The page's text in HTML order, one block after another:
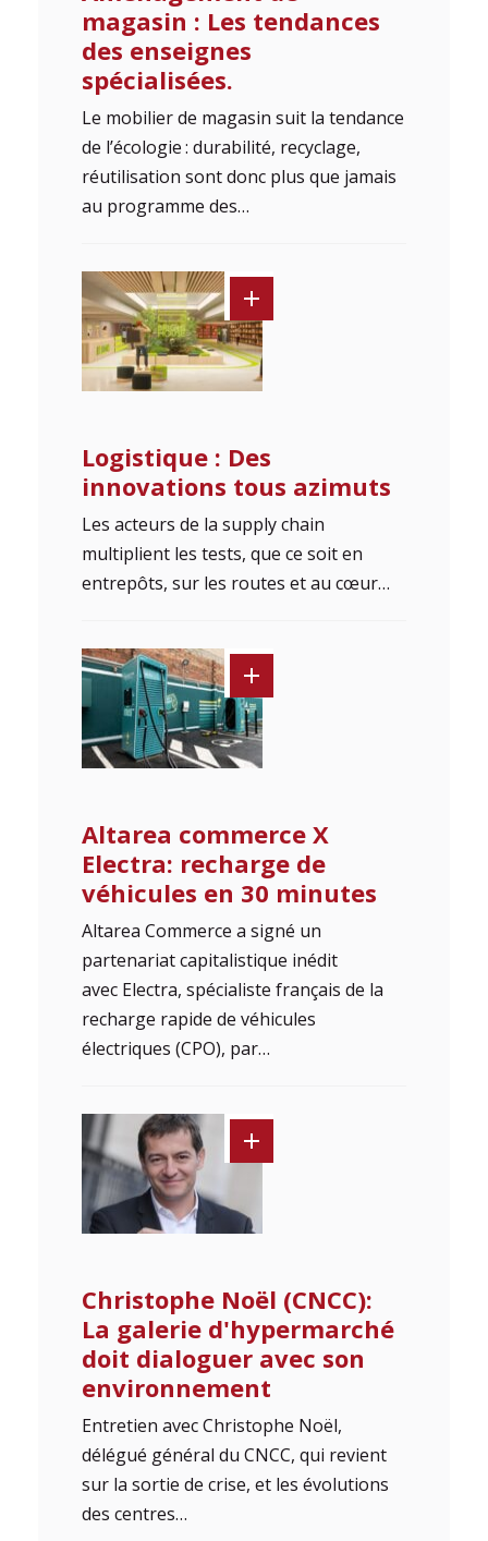
magasin : Les tendances
des enseignes
spécialisées.
Le mobilier de magasin suit la tendance
de l’écologie : durabilité, recyclage,
réutilisation sont donc plus que jamais
au programme des…
Logistique : Des
innovations tous azimuts
Les acteurs de la supply chain
multiplient les tests, que ce soit en
entrepôts, sur les routes et au cœur…
Altarea commerce X
Electra: recharge de
véhicules en 30 minutes
Altarea Commerce a signé un
partenariat capitalistique inédit
avec Electra, spécialiste français de la
recharge rapide de véhicules
électriques (CPO), par…
Christophe Noël (CNCC):
La galerie d'hypermarché
doit dialoguer avec son
environnement
Entretien avec Christophe Noël,
délégué général du CNCC, qui revient
sur la sortie de crise, et les évolutions
des centres…